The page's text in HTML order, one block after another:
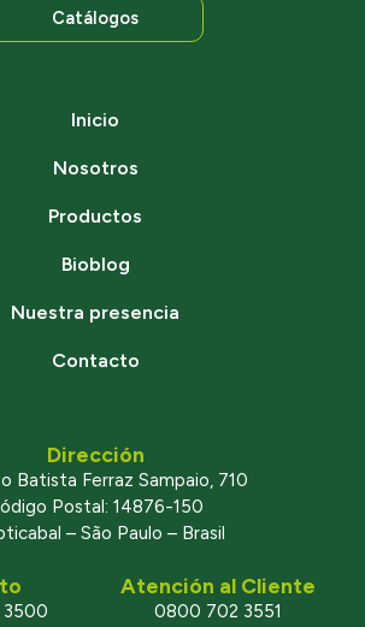
Catálogos
Inicio
Nosotros
Productos
Bioblog
Nuestra presencia
Contacto
Dirección
Batista Ferraz Sampaio, 710
Postal: 14876-150
– São Paulo – Brasil
3500
Atención al Cliente
0800 702 3551